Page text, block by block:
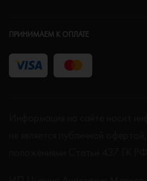
ПРИНИМАЕМ К ОПЛАТЕ